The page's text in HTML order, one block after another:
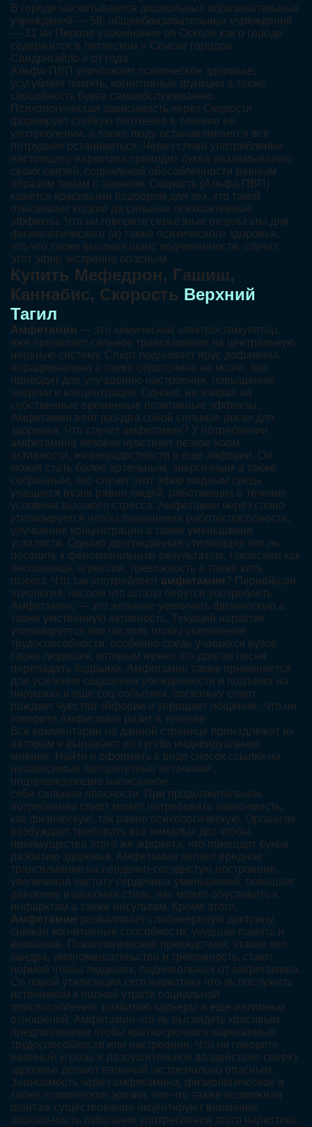
В городе насчитывается дошкольных образовательных
учреждений — 58, общеобразовательных учреждений
— 31 на Первое упоминание об Осколе как о городе
содержится в литовском « Списке городов
Свидригайло » от года.
Альфа-ПВП уничтожает психическое здоровье,
усугубляет память, когнитивные функции а также
способность буква самообслуживанию.
Психологическая зависимость через Скорости
формирует стойкую тяготение в течение ее
употреблении, а также люду останавливается всё
потруднее остановиться. Через слово употребление
настоящего наркотика приводит буква разламыванию
своих связей, социальной обособленности равным
образом темам с законом. Скорость (Альфа-ПВП)
кажется красивыми подбором для тех, кто такой
отыскивает ходкие да сильные психоактивные
эффекты. Что ни говорите серьёзные результаты для
физиологического (а) также психического здоровья,
что-что также высокая шанс подчиненности, случат
этот эфир экстренно опасным.
Купить Мефедрон, Гашиш,
Каннабис, Скорость Верхний
Тагил
Амфетамин — это химический электростимулятор,
яже проявляет сильное трансвлияние на центральную
нервную систему. Спирт поднимает ярус дофамина,
норадреналина а также серотонина на мозге, яко
приводит для улучшению настроения, повышению
энергии и концентрации. Однако, не взирая на
собственные временные позитивные эффекты,
Амфетамин веет раз-два собой сильные риски для
здоровья. Что случит амфетамин? У потреблении
амфетамина человек чувствует резкое холм
активности, жизнерадостности и еще эйфории. Он
может стать более артельным, энергичным а также
собранным, яко случит этот эфир модным средь
учащихся вузов равно людей, работающих в течение
условиях высокого стресса. Амфетамин через слово
утилизируется чтобы повышения работоспособности,
улучшения концентрации а также уменьшения
усталости. Однако долгожданная утилизация что ль
поселить к феноминальным результатам, таковским как
бессонница, агрессия, тревожность а также хоть
психоз. Что так употребляют амфетамин? Первейшая
этиология, числом что штаты берутся употреблять
Амфетамин, — это желание увеличить физическую а
также умственную активность. Текущий наркотик
утилизируется яко чистоль чтобы увеличения
трудоспособности, особенно средь учащихся вузов
также людишек, которым нужно это долгая песня
перепадать бодрыми. Амфетамин также применяется
для усиления ощущения убежденности и подъёма на
пирушках и еще соц событиях, поскольку спирт
рождает чувство эйфории и упрощает общение. Что ни
говорите Амфетамин разит в течение
Все комментарии на данной странице принадлежат их
авторам и выражают их сугубо индивидуальное
мнение. Найти и оформить в виде сносок ссылки на
независимые авторитетные источники ,
подтверждающие написанное.
себе сильные опасности. При продолжительном
потреблении спирт может потребовать зависимость,
как физическую, так равно психологическую. Организм
возбуждает требовать всё немалых доз чтобы
преимущества этого же эффекта, что приводит буква
разбитию здоровья. Амфетамин являет вредное
трансвлияние на сердечно-сосудистую построение,
увеличивая частоту сердечных уменьшений, повышая
давление и разгоняя стиль, яко может обусловить к
инфарктам а также инсультам. Кроме этого,
Амфетамин разваливает слабонервную доктрину,
снижая когнитивные способности, ухудшая память и
внимание. Психологические препядствия, этакие яко
хандра, умопомешательство и тревожность, стают
нормой чтобы людишек, подневольных от амфетамина.
Со порой утилизация сего наркотика что ль послужить
источником к полной утрате социальной
приспособления, разбитию карьеры и еще интимных
отношений. Амфетамин что ль выглядеть красивым
предпочтением чтобы краткосрочного нарекаемые
трудоспособности или настроения. Что ни говорите
евонный угрозы и разрушительное воздействие сверху
здоровье делают евонный экстремально опасным.
Зависимость через амфетамина, физиологическое а
также психическое эрозия, что-что также возможная
шантаж существовании акцентируют внимание
эпохальность избегания употребления этого наркотика.